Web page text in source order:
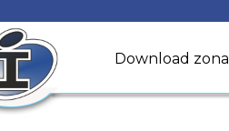
Download zona